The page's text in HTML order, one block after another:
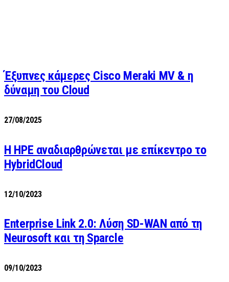
Έξυπνες κάμερες Cisco Meraki MV & η
δύναμη του Cloud
27/08/2025
H HPE αναδιαρθρώνεται με επίκεντρο το
HybridCloud
12/10/2023
Enterprise Link 2.0: Λύση SD-WAN από τη
Neurosoft και τη Sparcle
09/10/2023